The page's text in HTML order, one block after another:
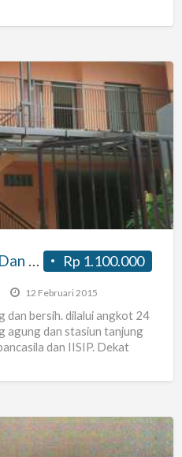
Rp 1.100.000
Kost Pegawai Sehat Dan Bersih
12 Februari 2015
dan bersih. dilalui angkot 24
agung dan stasiun tanjung
dan IISIP. Dekat